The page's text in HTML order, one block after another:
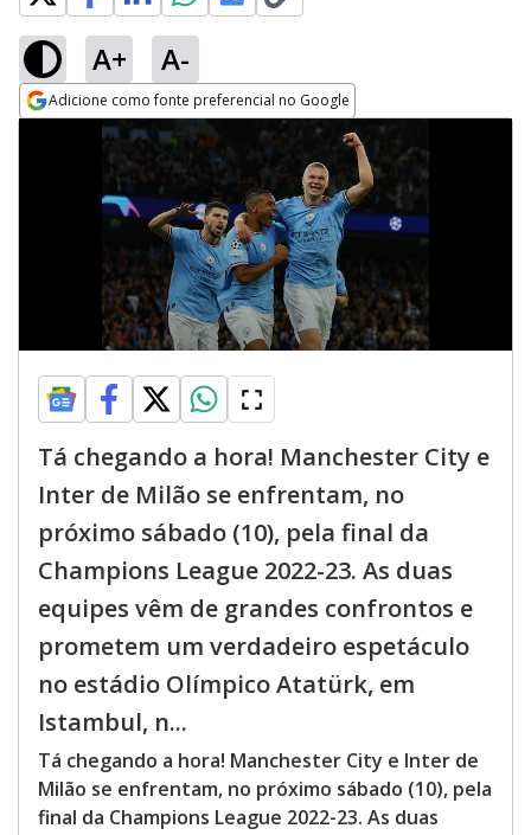
A+ A-
Adicione como fonte preferencial no Google
Opens in new window
Tá chegando a hora! Manchester City e
Inter de Milão se enfrentam, no
próximo sábado (10), pela final da
Champions League 2022-23. As duas
equipes vêm de grandes confrontos e
prometem um verdadeiro espetáculo
no estádio Olímpico Atatürk, em
Istambul, n...
Tá chegando a hora! Manchester City e Inter de
Milão se enfrentam, no próximo sábado (10), pela
final da Champions League 2022-23. As duas